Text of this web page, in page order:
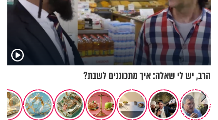
הרב, יש לי שאלה: איך מתכוננים לשבת?